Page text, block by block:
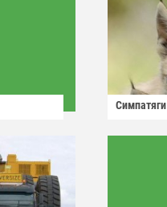
Симпатяги